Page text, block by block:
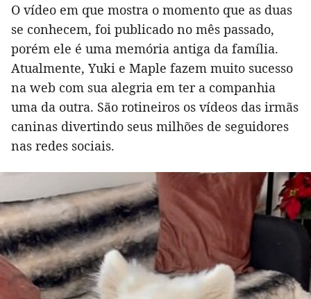
O vídeo em que mostra o momento que as duas
se conhecem, foi publicado no mês passado,
porém ele é uma memória antiga da família.
Atualmente, Yuki e Maple fazem muito sucesso
na web com sua alegria em ter a companhia
uma da outra. São rotineiros os vídeos das irmãs
caninas divertindo seus milhões de seguidores
nas redes sociais.